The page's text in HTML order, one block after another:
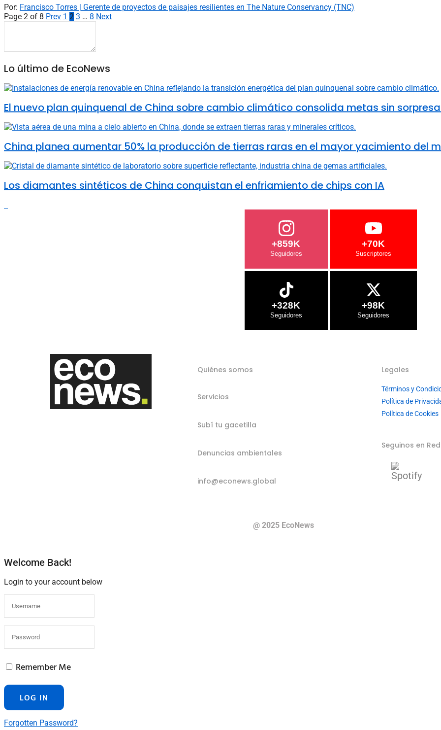
Por: Francisco Torres | Gerente de proyectos de paisajes resilientes en The Nature Conservancy (TNC)
Page 2 of 8 Prev 1 2 3 … 8 Next
Lo último de EcoNews
El nuevo plan quinquenal de China sobre cambio climático consolida metas sin
China planea aumentar 50% la producción de tierras raras en el mayor yacimiento del
Los diamantes sintéticos de China conquistan el enfriamiento de chips con IA
+859K +70K
+328K +98K
Quiénes somos
Servicios
Subí tu gacetilla
Denuncias ambientales
info@econews.global
Legales
Términos y
Política de
Política de Cookies
Seguinos en
@ 2025 EcoNews
Welcome Back!
Login to your account below
Remember Me
Forgotten Password?